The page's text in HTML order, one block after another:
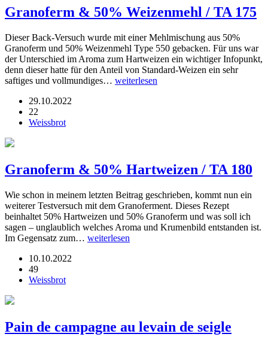
Granoferm & 50% Weizenmehl / TA 175
Dieser Back-Versuch wurde mit einer Mehlmischung aus 50%
Granoferm und 50% Weizenmehl Type 550 gebacken. Für uns war
der Unterschied im Aroma zum Hartweizen ein wichtiger Infopunkt,
denn dieser hatte für den Anteil von Standard-Weizen ein sehr
saftiges und vollmundiges… weiterlesen
29.10.2022
22
Weissbrot
Granoferm & 50% Hartweizen / TA 180
Wie schon in meinem letzten Beitrag geschrieben, kommt nun ein
weiterer Testversuch mit dem Granoferment. Dieses Rezept
beinhaltet 50% Hartweizen und 50% Granoferm und was soll ich
sagen – unglaublich welches Aroma und Krumenbild entstanden ist.
Im Gegensatz zum… weiterlesen
10.10.2022
49
Weissbrot
Pain de campagne au levain de seigle